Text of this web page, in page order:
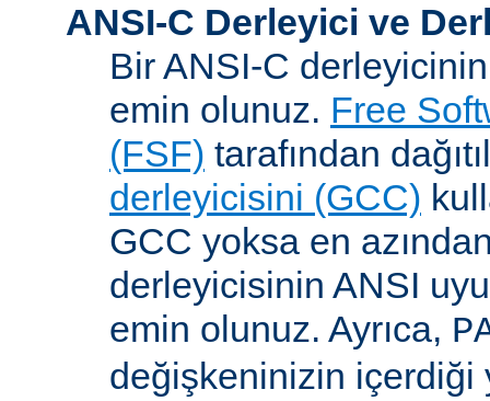
ANSI-C Derleyici ve
Bir ANSI-C
emin olunuz. Free
(FSF) tarafından
derleyicisini (GCC)
GCC yoksa en azından
derleyicisinin ANSI
emin olunuz. Ayrıca,
değişkeninizin